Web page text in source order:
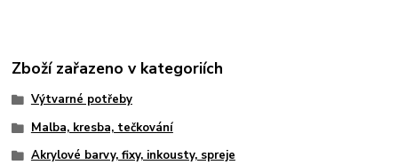
Zboží zařazeno v kategoriích
Výtvarné potřeby
Malba, kresba, tečkování
Akrylové barvy, fixy, inkousty, spreje